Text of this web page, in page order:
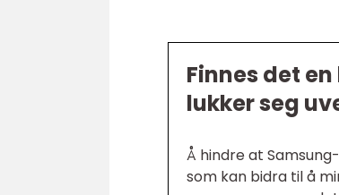
Finnes det
lukker seg
Å hindre at
som kan bidra til å